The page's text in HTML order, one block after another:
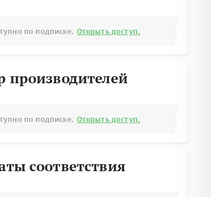
по подписке. Открыть доступ.
производителей
по подписке. Открыть доступ.
соответствия